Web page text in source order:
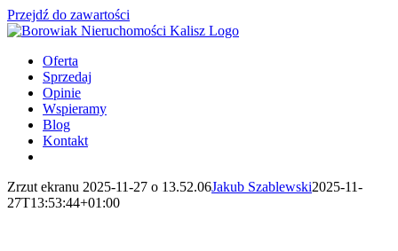
Przejdź do zawartości
Oferta
Sprzedaj
Opinie
Wspieramy
Blog
Kontakt
Zrzut ekranu 2025-11-27 o 13.52.06Jakub Szablewski2025-11-
27T13:53:44+01:00